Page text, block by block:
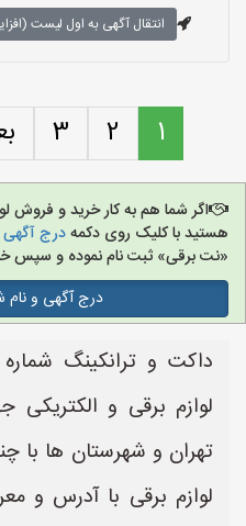
انتقال آگهی به اول لیست
1
2
3
اگر شما هم به کار خرید و فروش
هستید با کلیک روی دکمهدرج آگهی
«نت برقی» ثبت نام نموده و سپس
درج آگهی و
داکت و ترانکینگ
لوازم برقی و
تهران و شهرستان ها با
لوازم برقی با آدرس و